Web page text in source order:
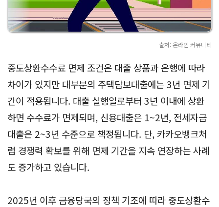
출처: 온라인 커뮤니티
중도상환수수료 면제 조건은 대출 상품과 은행에 따라
차이가 있지만 대부분의 주택담보대출에는 3년 면제 기
간이 적용됩니다. 대출 실행일로부터 3년 이내에 상환
하면 수수료가 면제되며, 신용대출은 1~2년, 전세자금
대출은 2~3년 수준으로 책정됩니다. 단, 카카오뱅크처
럼 경쟁력 확보를 위해 면제 기간을 지속 연장하는 사례
도 증가하고 있습니다.
2025년 이후 금융당국의 정책 기조에 따라 중도상환수